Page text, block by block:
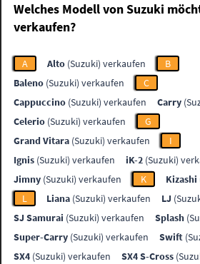
Welches Modell von Suzuki
verkaufen?
A Alto (Suzuki) verkaufen
B
Baleno (Suzuki) verkaufen
C
Cappuccino (Suzuki) verkaufen Carry
Celerio (Suzuki) verkaufen
G
Grand Vitara (Suzuki) verkaufen
I
Ignis (Suzuki) verkaufen iK-2 (Suzuki)
Jimny (Suzuki) verkaufen K Kizashi
L
Liana (Suzuki) verkaufen LJ
SJ Samurai (Suzuki) verkaufen Splash
Super-Carry (Suzuki) verkaufen Swift
SX4 (Suzuki) verkaufen SX4 S-Cross